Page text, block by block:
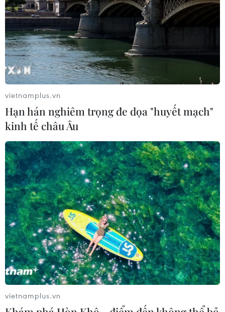
tâm sang vận tải hàng hóa
07/01/2022 02:34
Tổng công ty Đường sắt Việt Nam tiếp tục chuyển trọng
tâm sang vận tải hàng hóa, từng bước hỗ trợ cho vận
tải hành khách đảm bảo doanh thu và hiệu quả sản
xuất.
vietnamplus.vn
Hạn hán nghiêm trọng đe dọa "huyết mạch"
kinh tế châu Âu
vietnamplus.vn